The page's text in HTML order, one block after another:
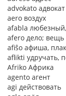
advokato адвокат
aero воздух
afabla
afero дело; вещь
afiŝo афиша,
aflikti удручать,
Afriko Африка
agento агент
agi действовать